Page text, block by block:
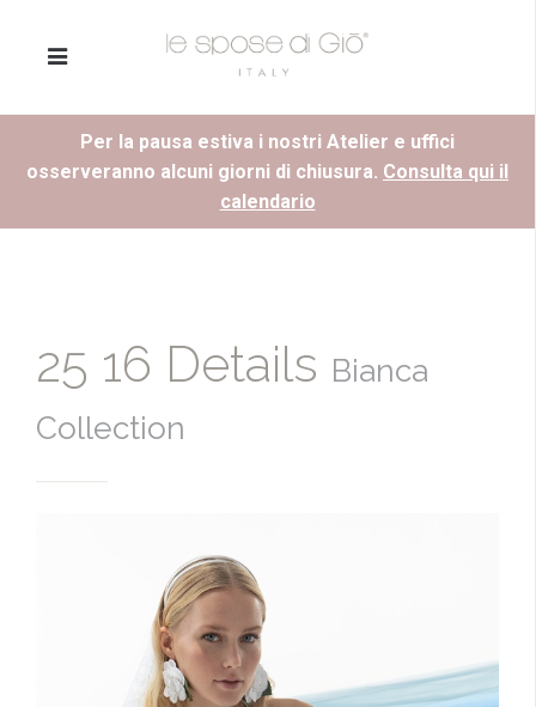
Per la pausa estiva i nostri Atelier e uffici
osserveranno alcuni giorni di chiusura. Consulta qui il
calendario
25 16 Details Bianca
Collection